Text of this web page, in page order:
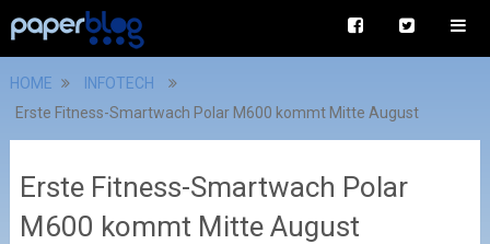
HOME
INFOTECH
Erste Fitness-Smartwach Polar M600 kommt Mitte August
Erste Fitness-Smartwach Polar
M600 kommt Mitte August